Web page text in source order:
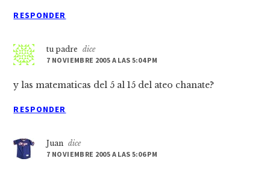
RESPONDER
tu padre
dice
7 NOVIEMBRE 2005 A LAS 5:04 PM
y las matematicas del 5 al 15 del ateo chanate?
RESPONDER
Juan dice
7 NOVIEMBRE 2005 A LAS 5:06 PM